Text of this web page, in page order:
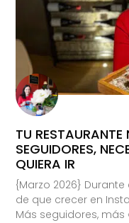
TU
SEGUIDORES,
QUIERA IR
{Marzo 2026}
de que crecer en
Más seguidores, más